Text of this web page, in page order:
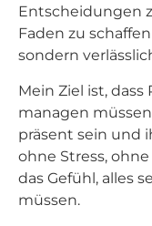
Entscheidungen
Faden zu
sondern
Mein Ziel ist,
managen
präsent sein und
ohne Stress,
das Gefühl, alles
müssen.